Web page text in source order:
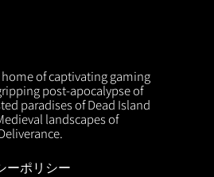
home of captivating gaming
post-apocalypse of
paradises of Dead Island
landscapes of
ーポリシー